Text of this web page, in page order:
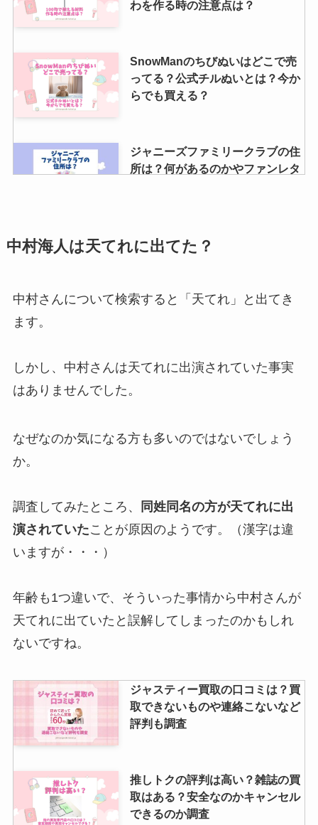
わを作る時の注意点は？
SnowManのちびぬいはどこで売
ってる？公式チルぬいとは？今か
らでも買える？
ジャニーズファミリークラブの住
所は？何があるのかやファンレタ
京都にジャニーズショップはあ
映画やドラマの出演歴まとめ！
め方は？公式で何色？グッズ・ロ
キンプリの人気は？落ちたって本
当？人気順（最新）や人気ないメ
ジャスティの買取で連絡来ないこ
とはあるの？安すぎる・振り込ま
ジャニーズコンサート振り込み用
紙書き方をわかりやすく解説！第
一希望だけでOK？
櫻井翔のグッズ買取はどこがおす
すめ？嵐グッズは売れない？買取
の口コミや持ち込みについても調
中村海人は天てれに出てた？
中村さんについて検索すると「天てれ」と出てき
ます。
しかし、中村さんは天てれに出演されていた事実
はありませんでした。
なぜなのか気になる方も多いのではないでしょう
か。
調査してみたところ、
同姓同名の方が天てれに出
演されていたことが原因のようです。（漢字は違
いますが・・・）
年齢も1つ違いで、そういった事情から中村さんが
天てれに出ていたと誤解してしまったのかもしれ
ないですね。
ジャスティー買取の口コミは？買
取できないものや連絡こないなど
評判も調査
推しトクの評判は高い？雑誌の買
取はある？安全なのかキャンセル
できるのか調査